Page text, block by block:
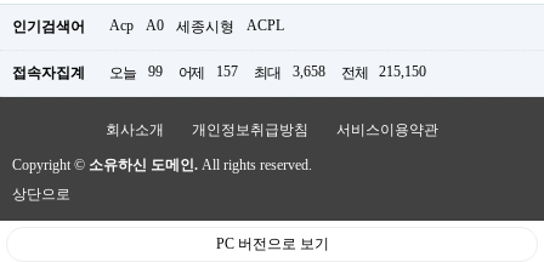
인기검색어 Acp A0 세종시형 ACPL
접속자집계 오늘 99 어제 157 최대 3,658 전체 215,150
회사소개 개인정보취급방침 서비스이용약관
Copyright © 소유하신 도메인. All rights reserved.
상단으로
PC 버전으로 보기